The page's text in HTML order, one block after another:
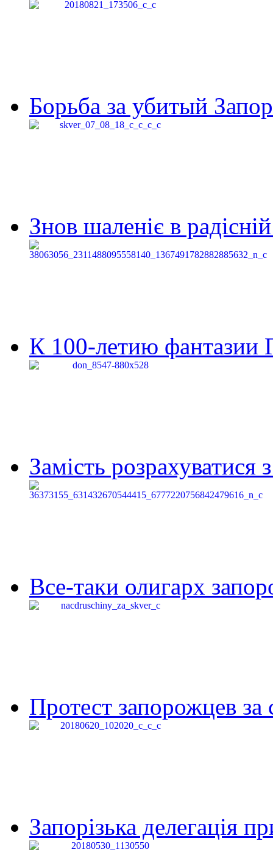
Борьба за убитый
Знов шаленіє в
К 100-летию фантазии
Замість
Все-таки олигарх
Протест запорожцев за
Запорізька делегація